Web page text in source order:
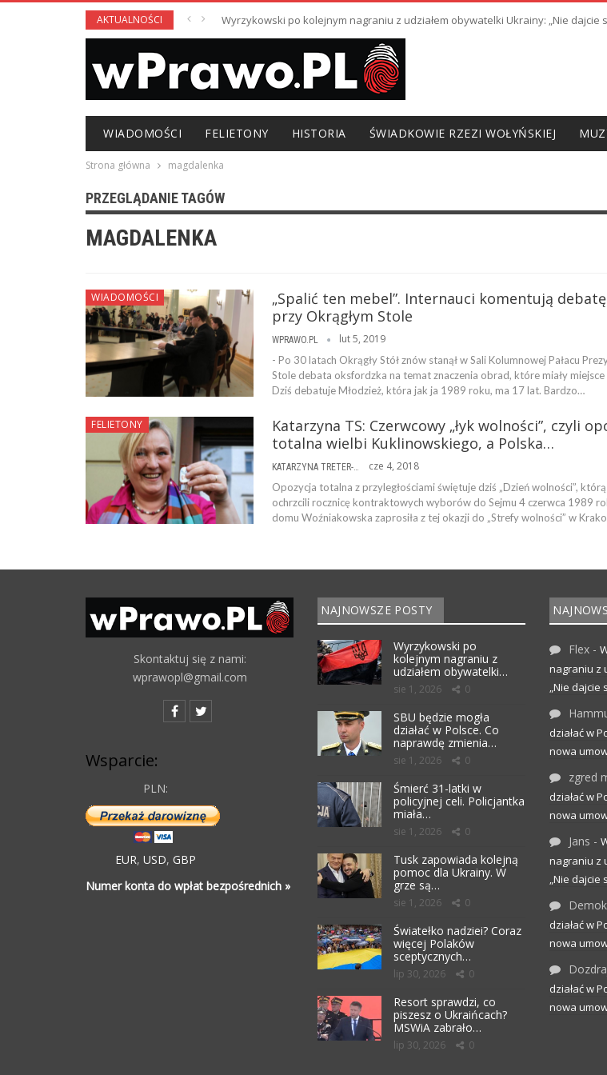
AKTUALNOŚCI Wyrzykowski po kolejnym nagraniu z udziałem obywatelki Ukrainy: „Nie dajcie
WIADOMOŚCI FELIETONY HISTORIA ŚWIADKOWIE RZEZI WOŁYŃSKIEJ
Strona główna magdalenka
PRZEGLĄDANIE TAGÓW
MAGDALENKA
WIADOMOŚCI
„Spalić ten mebel”. Internauci komentują
przy Okrągłym Stole
WPRAWO.PL lut 5, 2019
- Po 30 latach Okrągły Stół znów stanął w Sali Kolumnowej Pałacu
Stole debata oksfordzka na temat znaczenia obrad, które miały
Dziś debatuje Młodzież, która jak ja 1989 roku, ma 17 lat. Bardzo…
FELIETONY
Katarzyna TS: Czerwcowy „łyk wolności”, czyli
totalna wielbi Kuklinowskiego, a Polska…
cze 4, 2018
Opozycja totalna z przyległościami świętuje dziś „Dzień wolności”,
ochrzcili rocznicę kontraktowych wyborów do Sejmu 4 czerwca 1989
domu Woźniakowska zaprosiła z tej okazji do „Strefy wolności” w
Skontaktuj się z nami:
wprawopl@gmail.com
Wsparcie:
PLN:
EUR, USD, GBP
Numer konta do wpłat bezpośrednich »
NAJNOWSZE POSTY
Wyrzykowski po
kolejnym nagraniu z
udziałem obywatelki…
sie 1, 2026 0
SBU będzie mogła
działać w Polsce. Co
naprawdę zmienia…
sie 1, 2026 0
Śmierć 31-latki w
policyjnej celi. Policjantka
miała…
sie 1, 2026 0
Tusk zapowiada kolejną
pomoc dla Ukrainy. W
grze są…
sie 1, 2026 0
Światełko nadziei? Coraz
więcej Polaków
sceptycznych…
lip 30, 2026 0
Resort sprawdzi, co
piszesz o Ukraińcach?
MSWiA zabrało…
lip 30, 2026 0
Flex -
nagraniu z
„Nie
działać w
nowa
zgred
działać w
nowa
Jans -
nagraniu z
„Nie
działać w
nowa
działać w
nowa